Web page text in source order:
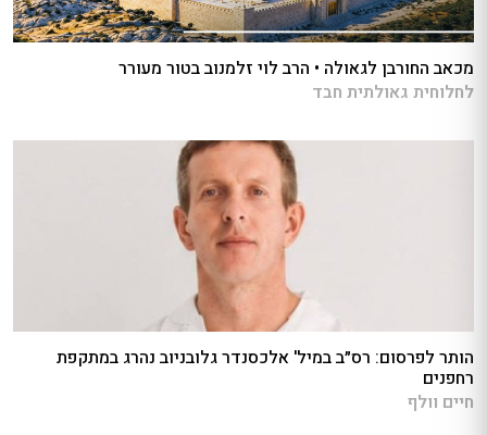
מכאב החורבן לגאולה • הרב לוי זלמנוב בטור מעורר
לחלוחית גאולתית חבד
הותר לפרסום: רס״ב במיל' אלכסנדר גלובניוב נהרג במתקפת
רחפנים
חיים וולף